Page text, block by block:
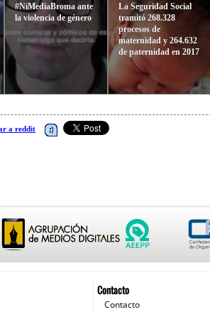
#NiMediaBroma ante
la violencia de género
La Seguridad Social
tramitó 268.328
procesos de
maternidad y 264.632
de paternidad en 2017
Contacto
Contacto